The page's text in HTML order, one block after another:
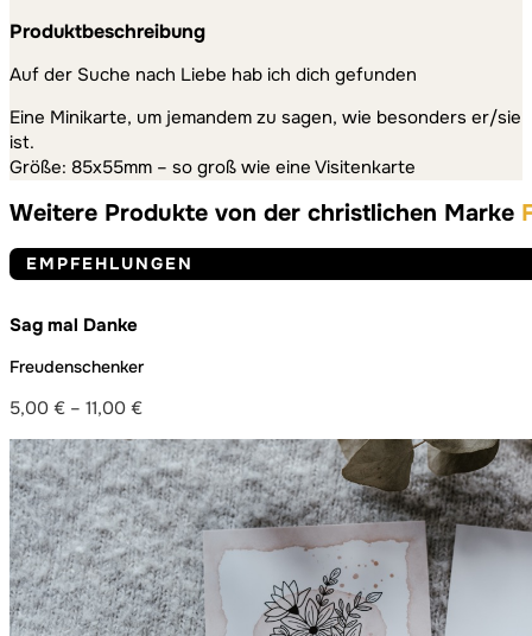
Produktbeschreibung
Auf der Suche nach Liebe hab ich dich gefunden
Eine Minikarte, um jemandem zu sagen, wie besonders er/sie
ist.
Größe: 85x55mm – so groß wie eine Visitenkarte
Weitere Produkte von der christlichen Marke
EMPFEHLUNGEN
Sag mal Danke
Freudenschenker
5,00 € – 11,00 €
5,00 €
bis
11,00 €